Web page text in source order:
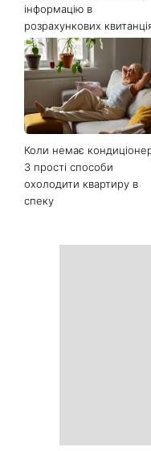
інформацію в
розрахункових
Коли немає
3 прості способи
охолодити квартиру в
спеку